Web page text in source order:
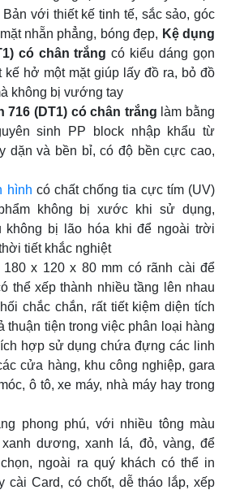
với thiết kế tinh tế, sắc sảo, góc
nhẵn phẳng, bóng đẹp, Kệ dụng
có chân trắng có kiểu dáng gọn
hở một mặt giúp lấy đồ ra, bỏ đồ
không bị vướng tay
716 (DT1) có chân trắng làm bằng
sinh PP block nhập khẩu từ
dặn và bền bỉ, có độ bền cực cao,
hình có chất chống tia cực tím (UV)
không bị xước khi sử dụng,
không bị lão hóa khi để ngoài trời
tiết khắc nghiệt
x 120 x 80 mm có rãnh cài để
thể xếp thành nhiều tầng lên nhau
chắc chắn, rất tiết kiệm diện tích
thuận tiện trong việc phân loại hàng
hợp sử dụng chứa đựng các linh
cửa hàng, khu công nghiệp, gara
ô tô, xe máy, nhà máy hay trong
phong phú, với nhiều tông màu
dương, xanh lá, đỏ, vàng, để
ngoài ra quý khách có thể in
cài Card, có chốt, dễ tháo lắp, xếp